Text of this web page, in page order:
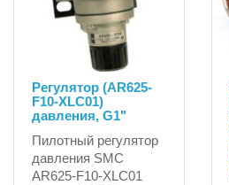
Регулятор (AR625-
F10-XLC01)
давления, G1"
Пилотный регулятор
давления SMC
AR625-F10-XLC01